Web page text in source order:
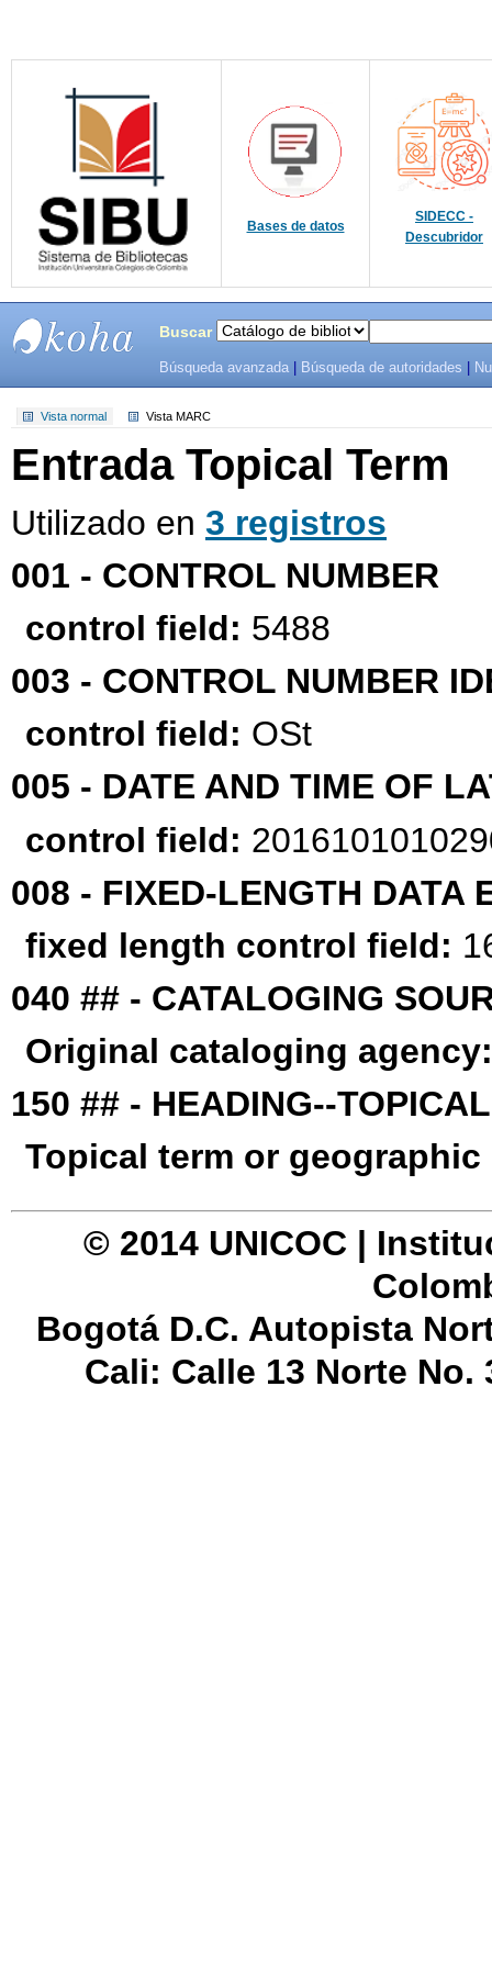
Bases de datos
SIDECC -
Descubridor
SISTEMAS
DE
BIBLIOTECAS
Buscar
Búsqueda avanzada Búsqueda de autoridades
Vista normal Vista MARC
Entrada Topical Term
Utilizado en 3 registros
001 - CONTROL NUMBER
control field: 5488
003 - CONTROL NUMBER
control field: OSt
005 - DATE AND TIME OF
control field:
008 - FIXED-LENGTH DATA
fixed length control field:
040 ## - CATALOGING
Original cataloging agency:
150 ## - HEADING--
Topical term or
© 2014 UNICOC |
Bogotá D.C. Autopista
Cali: Calle 13 Norte No.